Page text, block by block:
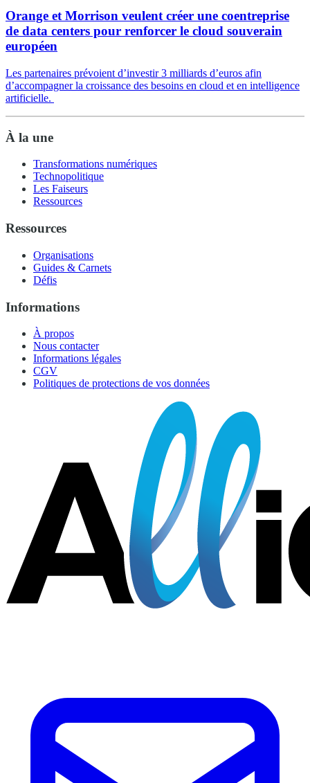
Orange et Morrison veulent créer une coentreprise
de data centers pour renforcer le cloud souverain
européen
Les partenaires prévoient d’investir 3 milliards d’euros afin
d’accompagner la croissance des besoins en cloud et en intelligence
artificielle.
À la une
Transformations numériques
Technopolitique
Les Faiseurs
Ressources
Ressources
Organisations
Guides & Carnets
Défis
Informations
À propos
Nous contacter
Informations légales
CGV
Politiques de protections de vos données